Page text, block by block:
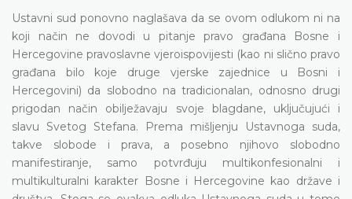
Ustavni sud ponovno naglašava da se ovom odlukom ni na
koji način ne dovodi u pitanje pravo građana Bosne i
Hercegovine pravoslavne vjeroispovijesti (kao ni slično pravo
građana bilo koje druge vjerske zajednice u Bosni i
Hercegovini) da slobodno na tradicionalan, odnosno drugi
prigodan način obilježavaju svoje blagdane, uključujući i
slavu Svetog Stefana. Prema mišljenju Ustavnoga suda,
takve slobode i prava, a posebno njihovo slobodno
manifestiranje, samo potvrđuju multikonfesionalni i
multikulturalni karakter Bosne i Hercegovine kao države i